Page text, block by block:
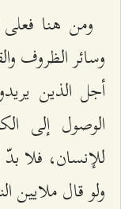
ومن هنا فعلى
وسائر الظروف
أجل الذين
الوصول إلى
للإنسان، فلا
ولو قال